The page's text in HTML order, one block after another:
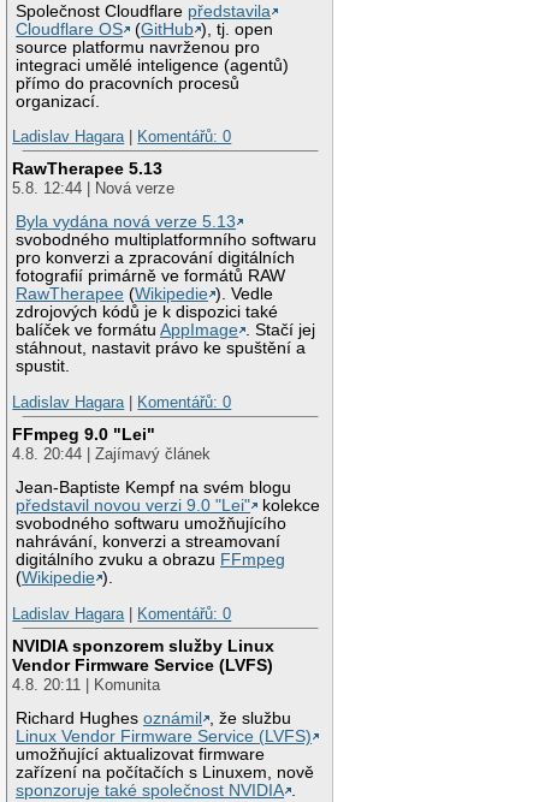
Společnost Cloudflare představila
Cloudflare OS
(GitHub ), tj. open
source platformu navrženou pro
integraci umělé inteligence (agentů)
přímo do pracovních procesů
organizací.
Ladislav Hagara| Komentářů: 0
RawTherapee 5.13
5.8. 12:44 | Nová verze
Byla vydána nová verze 5.13
svobodného multiplatformního softwaru
pro konverzi a zpracování digitálních
fotografií primárně ve formátů RAW
RawTherapee (Wikipedie ). Vedle
zdrojových kódů je k dispozici také
balíček ve formátuAppImage . Stačí jej
stáhnout, nastavit právo ke spuštění a
spustit.
Ladislav Hagara| Komentářů: 0
FFmpeg 9.0 "Lei"
4.8. 20:44 | Zajímavý článek
Jean-Baptiste Kempf na svém blogu
představil novou verzi 9.0 "Lei"
kolekce
svobodného softwaru umožňujícího
nahrávání, konverzi a streamovaní
digitálního zvuku a obrazu FFmpeg
(Wikipedie ).
Ladislav Hagara| Komentářů: 0
NVIDIA sponzorem služby Linux
Vendor Firmware Service (LVFS)
4.8. 20:11 | Komunita
Richard Hughesoznámil
, že službu
Linux Vendor Firmware Service (LVFS)
umožňující aktualizovat firmware
zařízení na počítačích s Linuxem, nově
sponzoruje také společnost NVIDIA .